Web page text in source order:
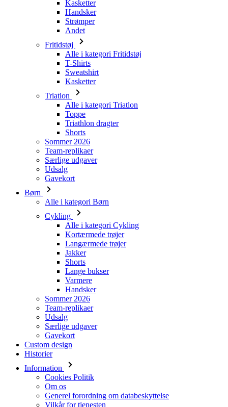
Alle i kategori Fritidstøj
T-Shirts
Sweatshirt
Kasketter
Triatlon
Alle i kategori Triatlon
Toppe
Triathlon dragter
Shorts
Sommer 2026
Team-replikaer
Særlige udgaver
Udsalg
Gavekort
Børn
Alle i kategori Børn
Cykling
Alle i kategori Cykling
Langærmede trøjer
Jakker
Shorts
Lange bukser
Varmere
Handsker
Sommer 2026
Team-replikaer
Udsalg
Særlige udgaver
Gavekort
Custom design
Historier
Information
Cookies Politik
Om os
Generel forordning om databeskyttelse
Vilkår for tjenesten
For kunder
Levering
Størrelsesguide
Retur